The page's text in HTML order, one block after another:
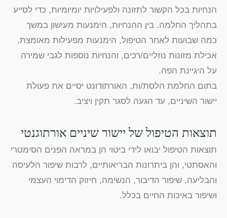
הנחיות בכל הקשור לתזונה ולפעילויות יומיומיות, כדי לסייע
בתהליך החלמה. בין ההנחיות, הימנעות מעישון במשך
כמה שבועות לאחר הטיפול, הימנעות מפעילות מאומצת,
אכילת מזונות נוזליים/רכים, והנחיות נוספות לגבי שמירה
על היגיינת הפה.
בתום החלמת הלסת/ות, האורתודונט יסיים את פעולת
יישור השיניים, עד הגעה לסגר תקין ויציב.
תוצאות הטיפול של יישור שיניים אורתוגנטי
תוצאות הטיפול יבואו לידי ביטוי הן במראה הפנים הסימטרי
והאסתטי, והן ביתרונות הבריאותיים, לרבות שיפור הלעיסה
והבליעה, שיפור הדיבור, הנשימה, חיזוק הדימוי העצמי
ושיפור באיכות החיים בכלל.